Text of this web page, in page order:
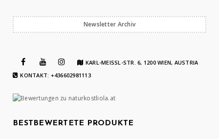
Newsletter Archiv
KARL-MEISSL-STR. 6, 1200 WIEN, AUSTRIA
KONTAKT: +436602981113
BESTBEWERTETE PRODUKTE